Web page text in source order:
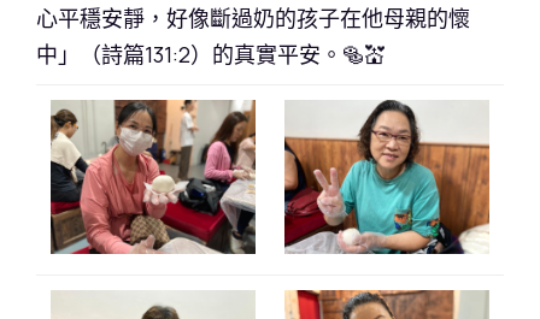
心平穩安靜，好像斷過奶的孩子在他母親的懷
中」（詩篇131:2）的真實平安。🥯💒